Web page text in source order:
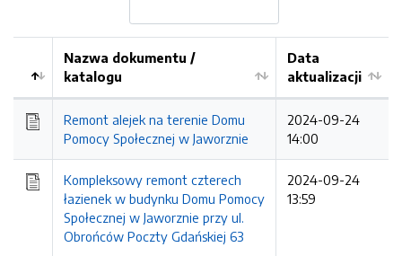
Nazwa dokumentu /
katalogu
Data
aktualizacji
Remont alejek na terenie Domu
Pomocy Społecznej w Jaworznie
2024-09-24
14:00
Kompleksowy remont czterech
łazienek w budynku Domu Pomocy
Społecznej w Jaworznie przy ul.
Obrońców Poczty Gdańskiej 63
2024-09-24
13:59